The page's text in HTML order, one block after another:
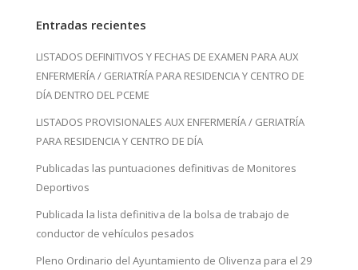
Entradas recientes
LISTADOS DEFINITIVOS Y FECHAS DE EXAMEN PARA AUX
ENFERMERÍA / GERIATRÍA PARA RESIDENCIA Y CENTRO DE
DÍA DENTRO DEL PCEME
LISTADOS PROVISIONALES AUX ENFERMERÍA / GERIATRÍA
PARA RESIDENCIA Y CENTRO DE DÍA
Publicadas las puntuaciones definitivas de Monitores
Deportivos
Publicada la lista definitiva de la bolsa de trabajo de
conductor de vehículos pesados
Pleno Ordinario del Ayuntamiento de Olivenza para el 29